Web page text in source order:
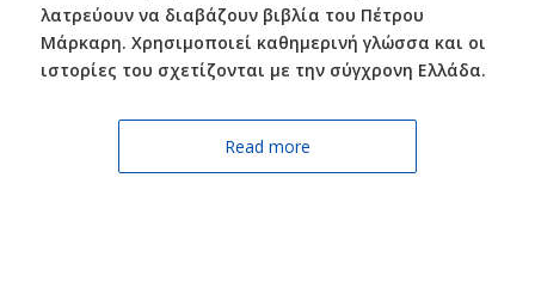
λατρεύουν να διαβάζουν βιβλία του Πέτρου
Μάρκαρη. Χρησιμοποιεί καθημερινή γλώσσα και οι
ιστορίες του σχετίζονται με την σύγχρονη Ελλάδα.
Read more